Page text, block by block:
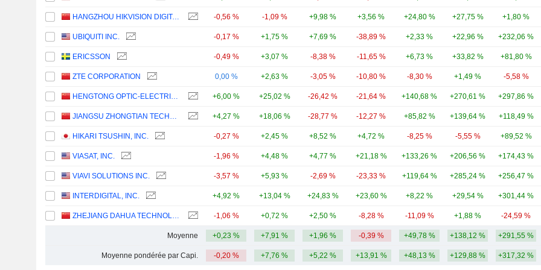
HANGZHOU HIKVISION DIGITAL TECHNOLOGY CO., LTD. -0,56 % -1,09 % +9,98 % +3,56 % +24,80 % +27,75 % +1,80 %
UBIQUITI INC. -0,17 % +1,75 % +7,69 % -38,89 % +2,33 % +22,96 % +232,06 %
ERICSSON -0,49 % +3,07 % -8,38 % -11,65 % +6,73 % +33,82 % +81,80 %
ZTE CORPORATION 0,00 % +2,63 % -3,05 % -10,80 % -8,30 % +1,49 % -5,58 %
HENGTONG OPTIC-ELECTRIC CO., LTD. +6,00 % +25,02 % -26,42 % -21,64 % +140,68 % +270,61 % +297,86 %
JIANGSU ZHONGTIAN TECHNOLOGY CO., LTD. +4,27 % +18,06 % -28,77 % -12,27 % +85,82 % +139,64 % +118,49 %
HIKARI TSUSHIN, INC. -0,27 % +2,45 % +8,52 % +4,72 % -8,25 % -5,55 % +89,52 %
VIASAT, INC. -1,96 % +4,48 % +4,77 % +21,18 % +133,26 % +206,56 % +174,43 %
VIAVI SOLUTIONS INC. -3,57 % +5,93 % -2,69 % -23,33 % +119,64 % +285,24 % +256,47 %
INTERDIGITAL, INC. +4,92 % +13,04 % +24,83 % +23,60 % +8,22 % +29,54 % +301,44 %
ZHEJIANG DAHUA TECHNOLOGY CO., LTD. -1,06 % +0,72 % +2,50 % -8,28 % -11,09 % +1,88 % -24,59 %
Moyenne +0,23 % +7,91 % +1,96 % -0,39 % +49,78 % +138,12 % +291,55 %
Moyenne pondérée par Capi. -0,20 % +7,76 % +5,22 % +13,91 % +48,13 % +129,88 % +317,32 %